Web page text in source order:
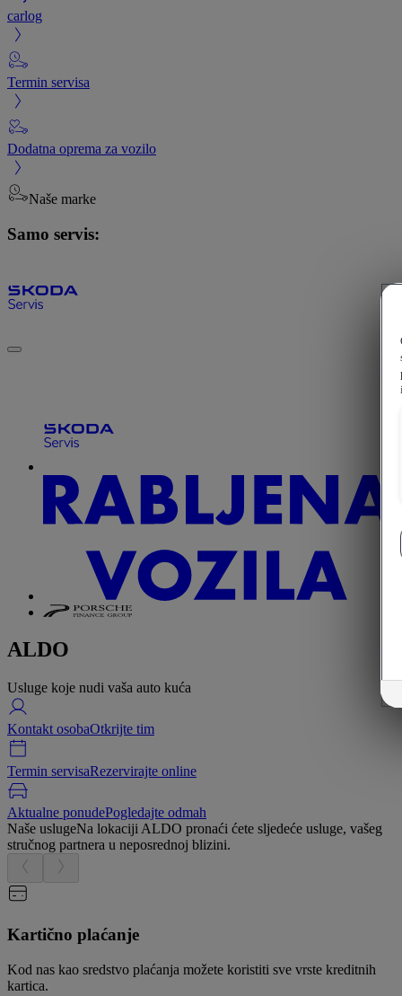
carlog
Termin servisa
Dodatna oprema za vozilo
Naše marke
Samo servis:
ALDO
Usluge koje nudi vaša auto kuća
Kontakt osobaOtkrijte tim
Termin servisaRezervirajte online
Aktualne ponudePogledajte odmah
Naše uslugeNa lokaciji ALDO pronaći ćete sljedeće usluge, vašeg
stručnog partnera u neposrednoj blizini.
Kartično plaćanje
Kod nas kao sredstvo plaćanja možete koristiti sve vrste kreditnih
kartica.